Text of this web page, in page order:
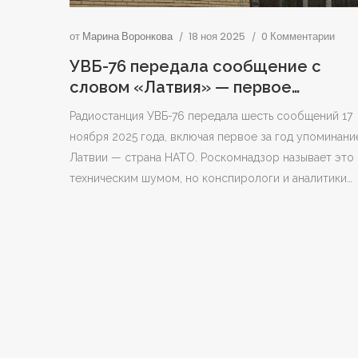
от Марина Воронкова 18 ноя 2025 0 Комментарии
УВБ-76 передала сообщение с
словом «Латвия» — первое
упоминание НАТО за год
Радиостанция УВБ-76 передала шесть сообщений 17
ноября 2025 года, включая первое за год
Латвии — страна НАТО. Роскомнадзор называет это
техническим шумом, но конспирологи и аналитики